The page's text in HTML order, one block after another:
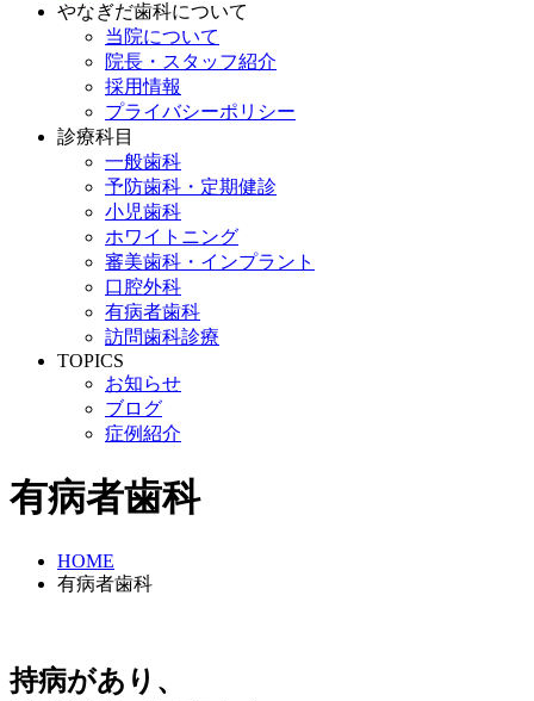
やなぎだ歯科について
当院について
院長・スタッフ紹介
採用情報
プライバシーポリシー
診療科目
一般歯科
予防歯科・定期健診
小児歯科
ホワイトニング
審美歯科・インプラント
口腔外科
有病者歯科
訪問歯科診療
TOPICS
お知らせ
ブログ
症例紹介
有病者歯科
HOME
有病者歯科
持病があり、